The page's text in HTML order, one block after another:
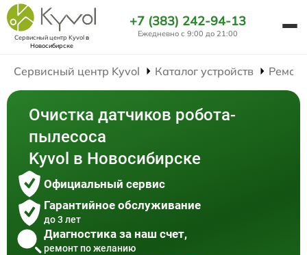
Сервисный центр Kyvolв
Новосибирске
+7 (383) 242-94-13
Ежедневно с 9:00 до 21:00
Сервисный центр Kyvol Каталог устройств
Очистка датчиков робота-
пылесоса
Kyvol в Новосибирске
Официальный сервис
Гарантийное обслуживание
до 3 лет
Диагностика за наш счет,
ремонт по желанию